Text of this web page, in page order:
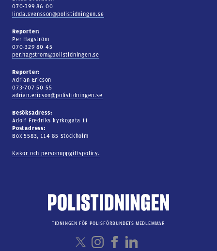
070-399 86 00
linda.svensson@polistidningen.se
Reporter:
Per Hagström
070-329 80 45
per.hagstrom@polistidningen.se
Reporter:
Adrian Ericson
073-707 50 55
adrian.ericson@polistidningen.se
Besöksadress:
Adolf Fredriks kyrkogata 11
Postadress:
Box 5583, 114 85 Stockholm
Kakor och personuppgiftspolicy.
TIDNINGEN FÖR POLISFÖRBUNDETS MEDLEMMAR